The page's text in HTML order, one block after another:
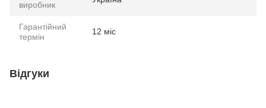
виробник
Гарантійний
термін
12 міс
Відгуки